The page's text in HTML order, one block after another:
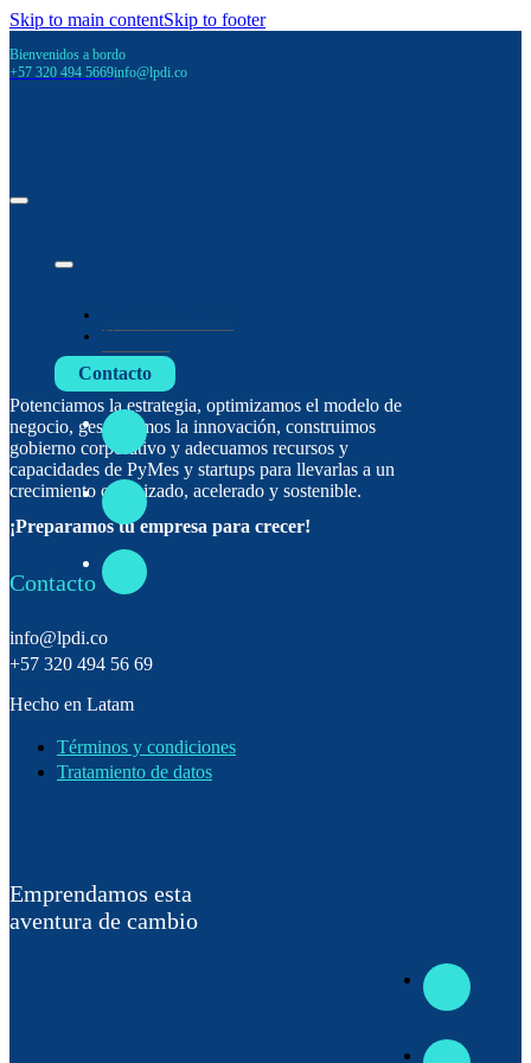
Skip to main contentSkip to footer
Bienvenidos a bordo
+57 320 494 5669info@lpdi.co
Nosotros
Contacto
Potenciamos la estrategia, optimizamos el modelo de
negocio, gestionamos la innovación, construimos
gobierno corporativo y adecuamos recursos y
capacidades de PyMes y startups para llevarlas a un
crecimiento organizado, acelerado y sostenible.
¡Preparamos tu empresa para crecer!
Contacto
info@lpdi.co
+57 320 494 56 69
Hecho en Latam
Términos y condiciones
Tratamiento de datos
Emprendamos esta
aventura de cambio